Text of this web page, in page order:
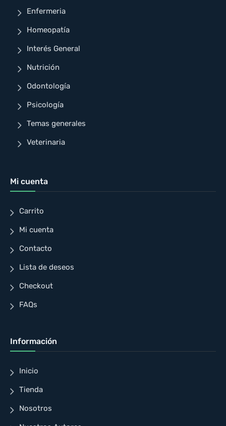
Enfermeria
Homeopatía
Interés General
Nutrición
Odontología
Psicología
Temas generales
Veterinaria
Mi cuenta
Carrito
Mi cuenta
Contacto
Lista de deseos
Checkout
FAQs
Información
Inicio
Tienda
Nosotros